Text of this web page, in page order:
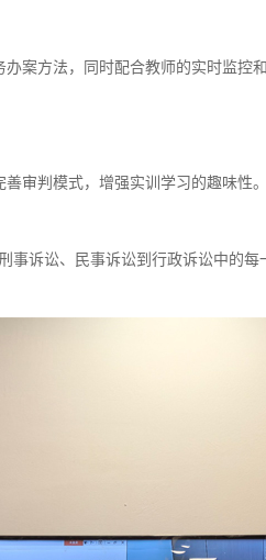
案方法，同时配合教师的实时监控
审判模式，增强实训学习的趣味性。
事诉讼、民事诉讼到行政诉讼中的